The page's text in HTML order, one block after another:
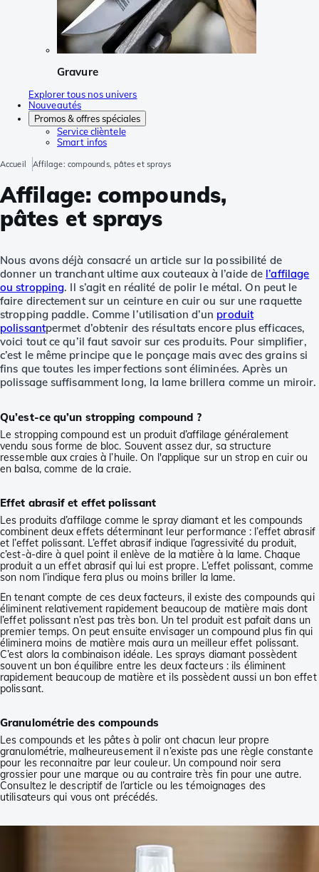
Gravure
Explorer tous nos univers
Nouveautés
Promos & offres spéciales
Service clièntele
Smart infos
Accueil Affilage: compounds, pâtes et sprays
Affilage: compounds,
pâtes et sprays
Nous avons déjà consacré un article sur la possibilité de
donner un tranchant ultime aux couteaux à l’aide de l’affilage
ou stropping. Il s’agit en réalité de polir le métal. On peut le
faire directement sur un ceinture en cuir ou sur une raquette
stropping paddle. Comme l’utilisation d’un produit
polissantpermet d’obtenir des résultats encore plus efficaces,
voici tout ce qu’il faut savoir sur ces produits. Pour simplifier,
c’est le même principe que le ponçage mais avec des grains si
fins que toutes les imperfections sont éliminées. Après un
polissage suffisamment long, la lame brillera comme un miroir.
Qu’est-ce qu’un stropping compound ?
Le stropping compound est un produit d’affilage généralement
vendu sous forme de bloc. Souvent assez dur, sa structure
ressemble aux craies à l’huile. On l'applique sur un strop en cuir ou
en balsa, comme de la craie.
Effet abrasif et effet polissant
Les produits d’affilage comme le spray diamant et les compounds
combinent deux effets déterminant leur performance : l’effet abrasif
et l’effet polissant. L’effet abrasif indique l’agressivité du produit,
c’est-à-dire à quel point il enlève de la matière à la lame. Chaque
produit a un effet abrasif qui lui est propre. L’effet polissant, comme
son nom l’indique fera plus ou moins briller la lame.
En tenant compte de ces deux facteurs, il existe des compounds qui
éliminent relativement rapidement beaucoup de matière mais dont
l’effet polissant n’est pas très bon. Un tel produit est pafait dans un
premier temps. On peut ensuite envisager un compound plus fin qui
éliminera moins de matière mais aura un meilleur effet polissant.
C’est alors la combinaison idéale. Les sprays diamant possèdent
souvent un bon équilibre entre les deux facteurs : ils éliminent
rapidement beaucoup de matière et ils possèdent aussi un bon effet
polissant.
Granulométrie des compounds
Les compounds et les pâtes à polir ont chacun leur propre
granulométrie, malheureusement il n’existe pas une règle constante
pour les reconnaitre par leur couleur. Un compound noir sera
grossier pour une marque ou au contraire très fin pour une autre.
Consultez le descriptif de l’article ou les témoignages des
utilisateurs qui vous ont précédés.